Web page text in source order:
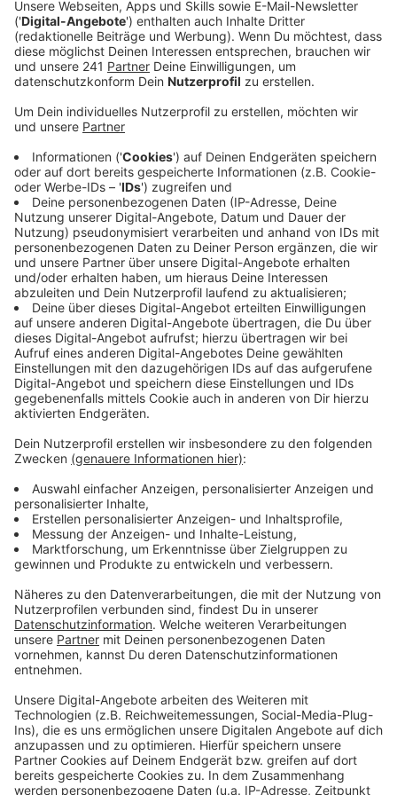
Veröffentlicht:Freitag, 11.10.2024 06:38
Anzeige
Und A1 und A3 gehören traditionell zu den
staureichsten Strecken in ganz NRW. Der ADAC geht
davon aus, dass es ab heute Nachmittag voller wird.
Also dann, wenn Urlauber und Berufspendler
gleichzeitig unterwegs sind. Um möglichst entspannt
zu starten, empfiehlt der ADAC, wenn möglich erst
heute Abend nach 19 Uhr zu starten. Ansonsten sei
der Sonntag eine gute Alternative. In den vergangenen
Herbstferien lag der Staurekord bei 37 Kilometern auf
der A3 zwischen Langenfeld und dem Kreuz
Bonn/Siegburg. Die Autobahn GmbH geht aber davon
aus, dass es etwas entspannter wird. Unter anderem,
weil der erste Teil der neuen Rheinbrücke fertig ist.
Anzeige
Mehr Meldungen aus Leverkusen
Anzeige
Sanierungsprojekte nach Flutkatastrophe: Fortschritte
in Leverkusen
Unfall zwischen zwei LKW - A3 hinter Leverkusen
vollgesperrt
Stadtverwaltung ab
Anzeige